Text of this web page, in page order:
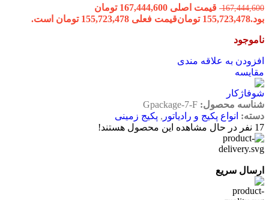
167,444,600
قیمت اصلی 167,444,600 تومان
بود.155,723,478 تومانقیمت فعلی 155,723,478 تومان است.
ناموجود
افزودن به علاقه مندی
مقایسه
شناسه محصول: Gpackage-7-F
دسته: انواع پکیج و رادیاتور , پکیج زمینی
17 نفر در حال مشاهده این محصول هستند!
ارسال سریع